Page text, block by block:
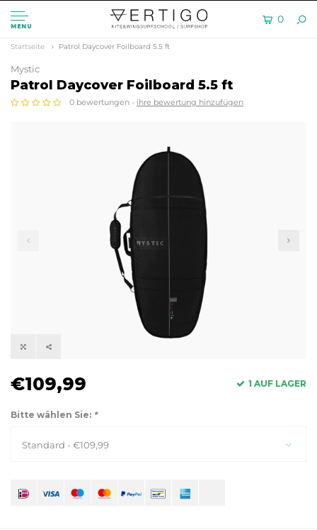
MENU
0
Startseite Patrol Daycover Foilboard 5.5 ft
Mystic
Patrol Daycover Foilboard 5.5 ft
0 bewertungen - ihre bewertung hinzufügen
€109,99 1 AUF LAGER
Bitte wählen Sie: *
Standard - €109,99